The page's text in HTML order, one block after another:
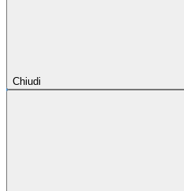
Chiudi